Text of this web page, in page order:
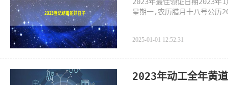
星期一,农历腊月十八号公历
2025-01-01 12:52:31
2023年动工全年黄